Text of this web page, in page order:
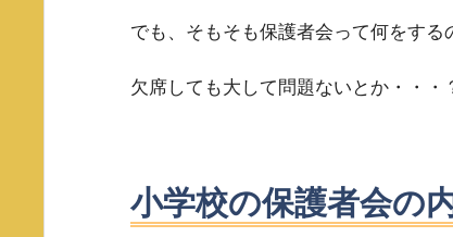
でも、そもそも保護者会って何をする
欠席しても大して問題ないとか・・・
小学校の保護者会の